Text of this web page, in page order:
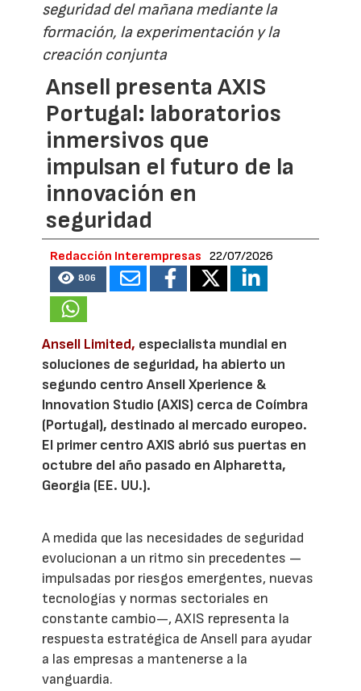
seguridad del mañana mediante la
formación, la experimentación y la
creación conjunta
Ansell presenta AXIS
Portugal: laboratorios
inmersivos que
impulsan el futuro de la
innovación en
seguridad
Redacción Interempresas 22/07/2026
806
Ansell Limited, especialista mundial en
soluciones de seguridad, ha abierto un
segundo centro Ansell Xperience &
Innovation Studio (AXIS) cerca de Coímbra
(Portugal), destinado al mercado europeo.
El primer centro AXIS abrió sus puertas en
octubre del año pasado en Alpharetta,
Georgia (EE. UU.).
A medida que las necesidades de seguridad
evolucionan a un ritmo sin precedentes —
impulsadas por riesgos emergentes, nuevas
tecnologías y normas sectoriales en
constante cambio—, AXIS representa la
respuesta estratégica de Ansell para ayudar
a las empresas a mantenerse a la
vanguardia.